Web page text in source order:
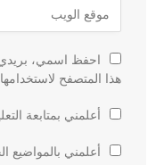
احفظ اسمي، بريدي
هذا المتصفح
أعلمني بمتابعة
أعلمني بالمواضيع